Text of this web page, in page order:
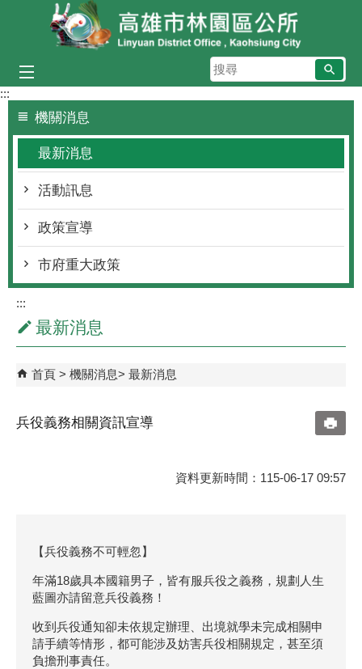
跳到主要內容區塊
搜
尋
:::
機關消息
最新消息
活動訊息
政策宣導
市府重大政策
:::
最新消息
首頁 機關消息 最新消息
兵役義務相關資訊宣導
資料更新時間：115-06-17 09:57
【兵役義務不可輕忽】
年滿18歲具本國籍男子，皆有服兵役之義務，規劃人生
藍圖亦請留意兵役義務！
收到兵役通知卻未依規定辦理、出境就學未完成相關申
請手續等情形，都可能涉及妨害兵役相關規定，甚至須
負擔刑事責任。